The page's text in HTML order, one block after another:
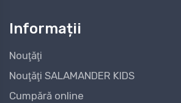
Informații
Nouţăţi
Nouţăţi SALAMANDER KIDS
Cumpără online